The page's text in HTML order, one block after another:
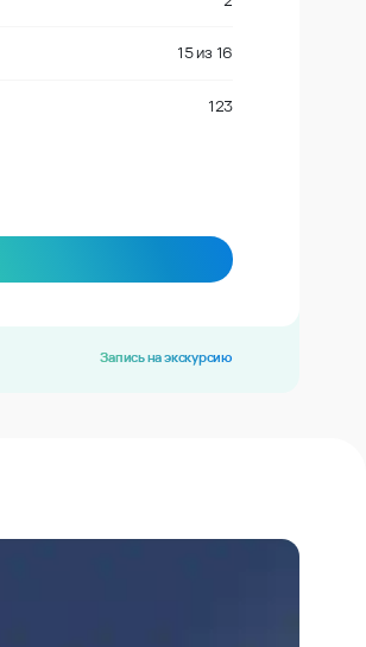
15из 16
123
Запись на экскурсию